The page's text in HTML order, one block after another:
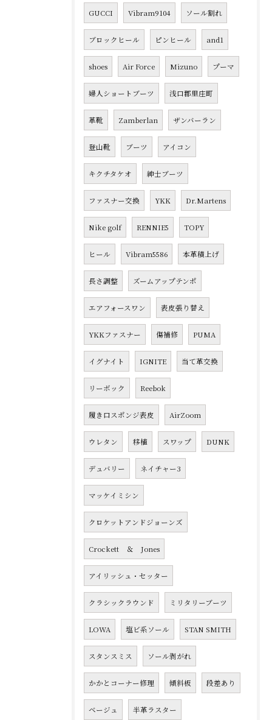
GUCCI Vibram9104 ソール割れ
ブロックヒール ピンヒール and1
shoes Air Force Mizuno プーマ
婦人ショートブーツ 浅口郡里庄町
革靴 Zamberlan ザンバーラン
登山靴 ブーツ アイコン
キクチタケオ 紳士ブーツ
ファスナー交換 YKK Dr.Martens
Nike golf RENNIE5 TOPY
ヒール Vibram5586 本革積上げ
長さ調整 ズームアップテンポ
エアフォースワン 表皮張り替え
YKKファスナー 傷補修 PUMA
イグナイト IGNITE 当て革交換
リーボック Reebok
履き口スポンジ表皮 AirZoom
ウレタン 移植 スワップ DUNK
デュバリー ネイチャー3
マッケイミシン
クロケットアンドジョーンズ
Crockett ＆ Jones
アイリッシュ・セッター
クラシックラウンド ミリタリーブーツ
LOWA 塩ビ系ソール STAN SMITH
スタンスミス ソール剥がれ
かかとコーナー修理 傾斜板 段差あり
ベージュ 半革ラスター